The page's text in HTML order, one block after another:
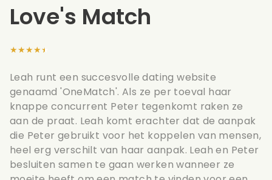
Love's Match
★★★★★
Leah runt een succesvolle dating website
genaamd 'OneMatch'. Als ze per toeval haar
knappe concurrent Peter tegenkomt raken ze
aan de praat. Leah komt erachter dat de aanpak
die Peter gebruikt voor het koppelen van mensen,
heel erg verschilt van haar aanpak. Leah en Peter
besluiten samen te gaan werken wanneer ze